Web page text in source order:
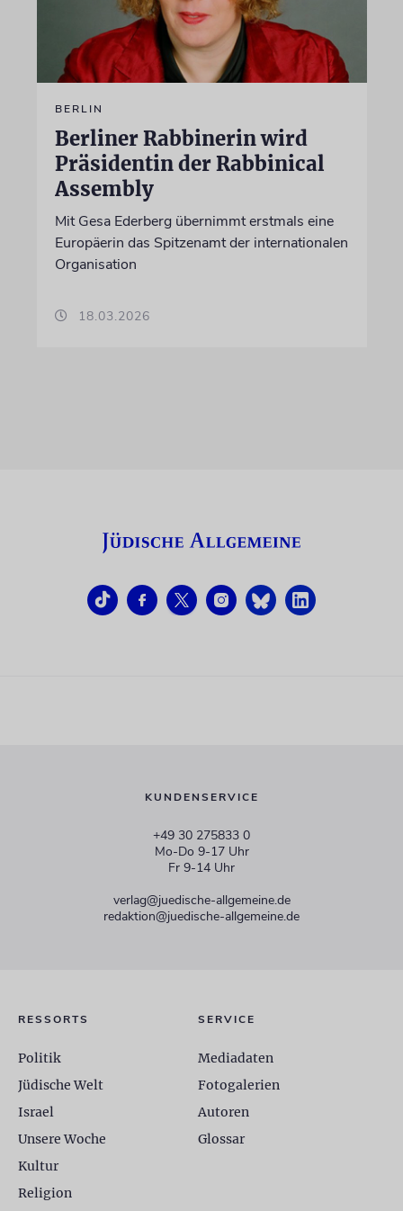
BERLIN
Berliner Rabbinerin wird
Präsidentin der Rabbinical
Assembly
Mit Gesa Ederberg übernimmt erstmals eine
Europäerin das Spitzenamt der internationalen
Organisation
18.03.2026
KUNDENSERVICE
+49 30 275833 0
Mo-Do 9-17 Uhr
Fr 9-14 Uhr
verlag@juedische-allgemeine.de
redaktion@juedische-allgemeine.de
RESSORTS
Politik
Jüdische Welt
Israel
Unsere Woche
Kultur
Religion
SERVICE
Mediadaten
Fotogalerien
Autoren
Glossar